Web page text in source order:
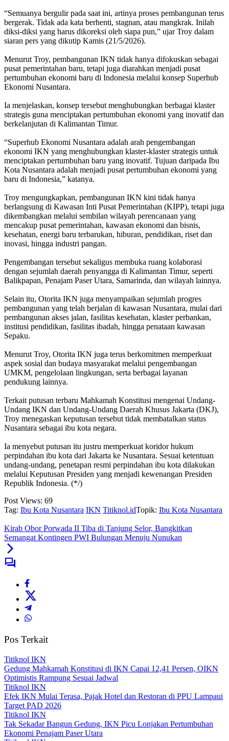
‎“Semuanya bergulir pada saat ini, artinya proses pembangunan terus
bergerak. Tidak ada kata berhenti, stagnan, atau mangkrak. Inilah
diksi-diksi yang harus dikoreksi oleh siapa pun,” ujar Troy dalam
siaran pers yang dikutip Kamis (21/5/2026).
‎Menurut Troy, pembangunan IKN tidak hanya difokuskan sebagai
pusat pemerintahan baru, tetapi juga diarahkan menjadi pusat
pertumbuhan ekonomi baru di Indonesia melalui konsep Superhub
Ekonomi Nusantara.
‎Ia menjelaskan, konsep tersebut menghubungkan berbagai klaster
strategis guna menciptakan pertumbuhan ekonomi yang inovatif dan
berkelanjutan di Kalimantan Timur.
‎“Superhub Ekonomi Nusantara adalah arah pengembangan
ekonomi IKN yang menghubungkan klaster-klaster strategis untuk
menciptakan pertumbuhan baru yang inovatif. Tujuan daripada Ibu
Kota Nusantara adalah menjadi pusat pertumbuhan ekonomi yang
baru di Indonesia,” katanya.
‎Troy mengungkapkan, pembangunan IKN kini tidak hanya
berlangsung di Kawasan Inti Pusat Pemerintahan (KIPP), tetapi juga
dikembangkan melalui sembilan wilayah perencanaan yang
mencakup pusat pemerintahan, kawasan ekonomi dan bisnis,
kesehatan, energi baru terbarukan, hiburan, pendidikan, riset dan
inovasi, hingga industri pangan.
‎Pengembangan tersebut sekaligus membuka ruang kolaborasi
dengan sejumlah daerah penyangga di Kalimantan Timur, seperti
Balikpapan, Penajam Paser Utara, Samarinda, dan wilayah lainnya.
‎Selain itu, Otorita IKN juga menyampaikan sejumlah progres
pembangunan yang telah berjalan di kawasan Nusantara, mulai dari
pembangunan akses jalan, fasilitas kesehatan, klaster perbankan,
institusi pendidikan, fasilitas ibadah, hingga penataan kawasan
Sepaku.
‎Menurut Troy, Otorita IKN juga terus berkomitmen memperkuat
aspek sosial dan budaya masyarakat melalui pengembangan
UMKM, pengelolaan lingkungan, serta berbagai layanan
pendukung lainnya.
‎Terkait putusan terbaru Mahkamah Konstitusi mengenai Undang-
Undang IKN dan Undang-Undang Daerah Khusus Jakarta (DKJ),
Troy menegaskan keputusan tersebut tidak membatalkan status
Nusantara sebagai ibu kota negara.
‎Ia menyebut putusan itu justru memperkuat koridor hukum
perpindahan ibu kota dari Jakarta ke Nusantara. Sesuai ketentuan
undang-undang, penetapan resmi perpindahan ibu kota dilakukan
melalui Keputusan Presiden yang menjadi kewenangan Presiden
Republik Indonesia. (*/)
Post Views: 69
Tag: Ibu Kota Nusantara IKN Titiknol.idTopik: Ibu Kota Nusantara
Kirab Obor Porwada II Tiba di Tanjung Selor, Bangkitkan
Semangat Kontingen PWI Bulungan Menuju Nunukan
Pos Terkait
Titiknol IKN
Gedung Mahkamah Konstitusi di IKN Capai 12,41 Persen, OIKN
Optimistis Rampung Sesuai Jadwal
Titiknol IKN
Efek IKN Mulai Terasa, Pajak Hotel dan Restoran di PPU Lampaui
Target PAD 2026‎
Titiknol IKN
Tak Sekadar Bangun Gedung, IKN Picu Lonjakan Pertumbuhan
Ekonomi Penajam Paser Utara